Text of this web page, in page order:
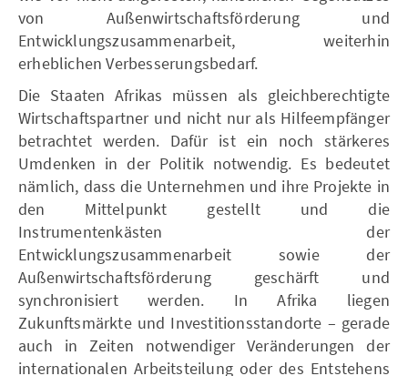
von Außenwirtschaftsförderung und
Entwicklungszusammenarbeit, weiterhin
erheblichen Verbesserungsbedarf.
Die Staaten Afrikas müssen als gleichberechtigte
Wirtschaftspartner und nicht nur als Hilfeempfänger
betrachtet werden. Dafür ist ein noch stärkeres
Umdenken in der Politik notwendig. Es bedeutet
nämlich, dass die Unternehmen und ihre Projekte in
den Mittelpunkt gestellt und die
Instrumentenkästen der
Entwicklungszusammenarbeit sowie der
Außenwirtschaftsförderung geschärft und
synchronisiert werden. In Afrika liegen
Zukunftsmärkte und Investitionsstandorte – gerade
auch in Zeiten notwendiger Veränderungen der
internationalen Arbeitsteilung oder des Entstehens